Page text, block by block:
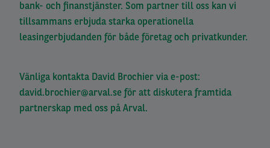
bank- och finanstjänster. Som partner till oss kan vi
tillsammans erbjuda starka operationella
leasingerbjudanden för både företag och privatkunder.
Vänliga kontakta David Brochier via e-post:
david.brochier@arval.se för att diskutera framtida
partnerskap med oss på Arval.